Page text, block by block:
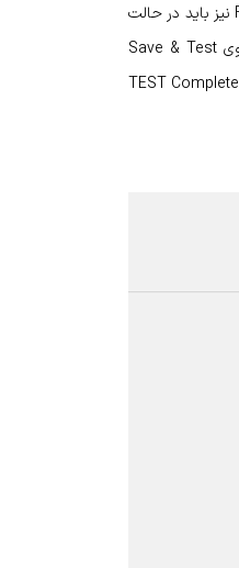
در تب اول بایستی FTP Timeout را روی ۶۰ ثانیه قرار و پس ‌از آن یوزنیم و پسورد را نیز وارد کنید. FTP Directory نیز باید در حالت
پیش ‌فرض قرار دهید و در قسمت HTML Link URL را نیز همان اسم‌ هاست دانلود خود بگذارید. سپس بر روی Save & Test
Changes کلیک کنید. تمامی تست‌ هایی که برای شما در بخش Test Status نمایش داده می‌ شود باید به‌ صورت TEST Complete